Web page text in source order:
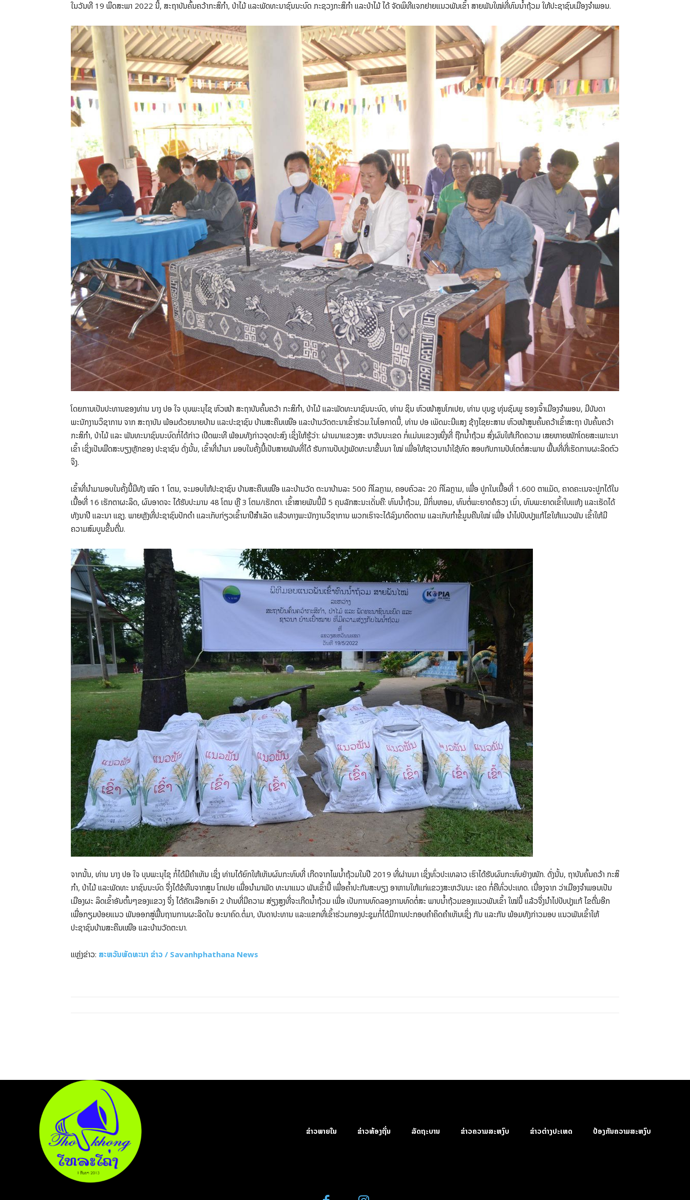
ໃນວັນທີ 19 ພຶດສະພາ 2022 ນີ້, ສະຖາບັນຄົ້ນຄວ້າກະສິກໍາ, ປ່າໄມ້ ແລະພັດທະນາຊົນນະບົດ ກະຊວງກະສິກໍາ ແລະປ່າໄມ້ ໄດ້ ຈັດພິທີແຈກຢາຍແນວພັນເຂົ້າ ສາຍພັນໃໝ່ທີ່ທົນນໍ້າຖ້ວມ ໃຫ້ປະຊາຊົນເມືອງຈໍາພອນ.
ໂດຍການເປັນປະທານຂອງທ່ານ ນາງ ປອ ໃຈ ບຸນພະນຸໄຊ ຫົວໜ້າ ສະຖາບັນຄົ້ນຄວ້າ ກະສິກໍາ, ປ່າໄມ້ ແລະພັດທະນາຊົນນະບົດ, ທ່ານ ຊິນ ຫົວໜ້າສູນໂກເປຍ, ທ່ານ ບຸນຊູ ທຸ່ນຊົມພູ ຮອງເຈົ້າເມືອງຈໍາພອນ, ມີບັນດາ
ພະນັກງານວິຊາການ ຈາກ ສະຖາບັນ ພ້ອມດ້ວຍນາຍບ້ານ ແລະປະຊາຊົນ ບ້ານສະຄຶນເໜືອ ແລະບ້ານວັດຕະນາເຂົ້າຮ່ວມ.ໃນໂອກາດນີ້, ທ່ານ ປອ ເພັດມະນີແສງ ຊ້າງໄຊຍະສານ ຫົວໜ້າສູນຄົ້ນຄວ້າເຂົ້າສະຖາ ບັນຄົ້ນຄວ້າ
ກະສິກໍາ, ປ່າໄມ້ ແລະ ພັນທະນາຊົນນະບົດກໍ່ໄດ້ກ່າວ ເປີດພະທີ ພ້ອມທັງກ່າວຈຸດປະສົງ ເຊິ່ງໃຫ້ຮູ້ວ່າ: ຜ່ານມາແຂວງສະ ຫວັນນະເຂດ ກໍ່ແມ່ນແຂວງໜຶ່ງທີ່ ຖືກນໍ້າຖ້ວມ ສົ່ງຜົນໃຫ້ເກີດຄວາມ ເສຍຫາຍໜັກໂດຍສະເພາະນາ
ເຂົ້າ ເຊິ່ງເປັນພືດສະບຽງຫຼັກຂອງ ປະຊາຊົນ ດັ່ງນັ້ນ, ເຂົ້າທີ່ນໍາມາ ມອບໃນຄັ້ງນີ້ເປັນສາຍພັນທີ່ໄດ້ ຮັບການປັບປຸງພັດທະນາຂຶ້ນມາ ໃໝ່ ເພື່ອໃຫ້ຊາວນານໍາໃຊ້ທົດ ສອບກັບການປັບໂຕຕໍ່ສະພາບ ພື້ນທີ່ທີ່ເຮັດການຜະລິດຕົວ
ຈິງ.
ເຂົ້າທີ່ນໍາມາມອບໃນຄັ້ງນີ້ມີທັງ ໝົດ 1 ໂຕນ, ຈະມອບໃຫ້ປະຊາຊົນ ບ້ານສະຄຶນເໜືອ ແລະບ້ານວັດ ຕະນາບ້ານລະ 500 ກິໂລກຼາມ, ຄອບຄົວລະ 20 ກິໂລກຼາມ, ເພື່ອ ປູກໃນເນື້ອທີ່ 1.600 ຕາແມັດ, ຄາດຄະເນຈະປູກໄດ້ໃນ
ເນື້ອທີ່ 16 ເຮັກຕາຜະລິດ, ຜົນອາດຈະ ໄດ້ຮັບປະມານ 48 ໂຕນ ຫຼື 3 ໂຕນ/ເຮັກຕາ. ເຂົ້າສາຍພັນນີ້ມີ 5 ຄຸນລັກສະນະເດັ່ນຄື: ທົນນໍ້າຖ້ວມ, ມີກິ່ນຫອມ, ທົນຕໍ່ພະຍາດຄໍຮວງ ເນົ່າ, ທົນພະຍາດເຂົ້າໃບແຫ້ງ ແລະເຮັດໄດ້
ທັງນາປີ ແລະນາ ແຊງ. ພາຍຫຼັງທີ່ປະຊາຊົນປັກດໍາ ແລະເກັບກ່ຽວເຂົ້ານາປີສໍາເລັດ ແລ້ວທາງພະນັກງານວິຊາການ ພວກເຮົາຈະໄດ້ລົງມາຕິດຕາມ ແລະເກັບກໍາຂໍ້ມູນຄືນໃໝ່ ເພື່ອ ນໍາໄປປັບປຸງແກ້ໄຂໃຫ້ແນວພັນ ເຂົ້າໃຫ້ມີ
ຄວາມສົມບູນຂຶ້ນຕື່ມ.
ຈາກນັ້ນ, ທ່ານ ນາງ ປອ ໃຈ ບຸນພະນຸໄຊ ກໍ່ໄດ້ມີຄໍາເຫັນ ເຊິ່ງ ທ່ານໄດ້ຍົກໃຫ້ເຫັນຜົນກະທົບທີ່ ເກີດຈາກໄພນໍ້າຖ້ວມໃນປີ 2019 ທີ່ຜ່ານມາ ເຊິ່ງທົ່ວປະເທລາວ ເຮົາໄດ້ຮັບຜົນກະທົບຢ່າງໜັກ. ດັ່ງນັ້ນ, ຖາບັນຄົ້ນຄວ້າ ກະສິ
ກໍາ, ປ່າໄມ້ ແລະພັດທະ ນາຊົນນະບົດ ຈຶ່ງໄດ້ຂໍທຶນຈາກສູນ ໂກເປຍ ເພື່ອນໍາມາພັດ ທະນາແນວ ພັນເຂົ້ານີ້ ເພື່ອຄໍ້າປະກັນສະບຽງ ອາຫານໃຫ້ແກ່ແຂວງສະຫວັນນະ ເຂດ ກໍ່ຄືທົ່ວປະເທດ. ເນື່ອງຈາກ ວ່າເມືອງຈໍາພອນເປັນ
ເມືອງຜະ ລິດເຂົ້າອັນຕົ້ນໆຂອງແຂວງ ຈຶ່ງ ໄດ້ຄັດເລືອກເອົາ 2 ບ້ານທີ່ມີຄວາມ ສ່ຽງສູງທີ່ຈະເກີດນໍ້າຖ້ວມ ເພື່ອ ເປັນການທົດລອງການທົດຕໍ່ສະ ພາບນໍ້າຖ້ວມຂອງແນວພັນເຂົ້າ ໃໝ່ນີ້ ແລ້ວຈຶ່ງນໍາໄປປັບປຸງແກ້ ໄຂຕື່ມອີກ
ເພື່ອກຽມປ່ອຍແນວ ພັນອອກສູ່ພື້ນຖານການຜະລິດໃນ ອະນາຄົດ.ຕໍ່ມາ, ບັນດາປະທານ ແລະແຂກທີ່ເຂົ້າຮ່ວມກອງປະຊຸມກໍ່ໄດ້ມີການປະກອບຄໍາຄິດຄໍາເຫັນເຊິ່ງ ກັນ ແລະກັນ ພ້ອມທັງກ່າວມອບ ແນວພັນເຂົ້າໃຫ້
ປະຊາຊົນບ້ານສະຄຶນເໜືອ ແລະບ້ານວັດຕະນາ.
ແຫຼ່ງຂ່າວ: ສະຫວັນພັດທະນາ ຂ່າວ / Savanhphathana News
ຂ່າວພາຍໃນ ຂ່າວທ້ອງຖິ່ນ ລັດຖະບານ ຂ່າວຄວາມສະຫງົບ ຂ່າວຕ່າງປະເທດ ປ້ອງກັນຄວາມສະຫງົບ